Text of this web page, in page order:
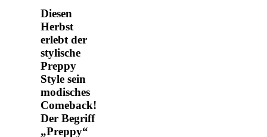
Diesen
Herbst
erlebt der
stylische
Preppy
Style sein
modisches
Comeback!
Der Begriff
„Preppy“